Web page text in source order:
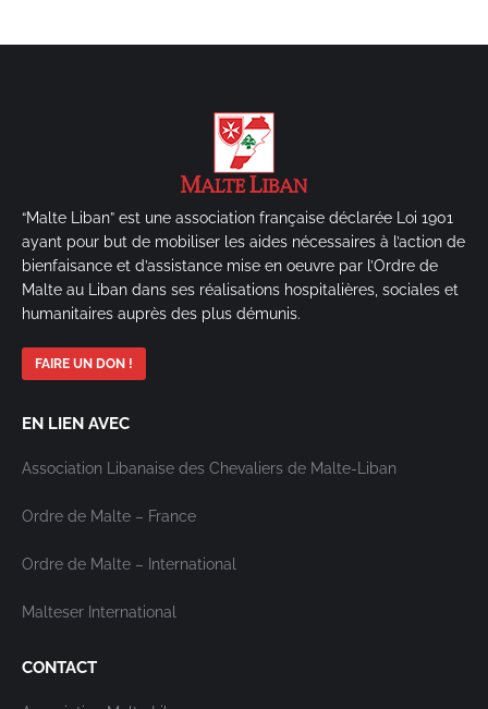
“Malte Liban” est une association française déclarée Loi 1901
ayant pour but de mobiliser les aides nécessaires à l’action de
bienfaisance et d’assistance mise en oeuvre par l’Ordre de
Malte au Liban dans ses réalisations hospitalières, sociales et
humanitaires auprès des plus démunis.
FAIRE UN DON !
EN LIEN AVEC
Association Libanaise des Chevaliers de Malte-Liban
Ordre de Malte – France
Ordre de Malte – International
Malteser International
CONTACT